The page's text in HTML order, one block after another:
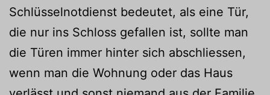
Schlüsselnotdienst bedeutet, als eine Tür,
die nur ins Schloss gefallen ist, sollte man
die Türen immer hinter sich abschliessen,
wenn man die Wohnung oder das Haus